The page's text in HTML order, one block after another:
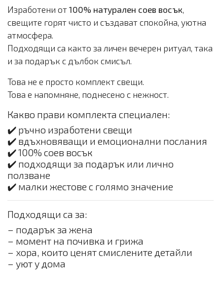
Изработени от100% натурален соев восък,
свещите горят чисто и създават спокойна, уютна
атмосфера.
Подходящи са както за личен вечерен ритуал, така
и за подарък с дълбок смисъл.
Това не е просто комплект свещи.
Това е напомняне, поднесено с нежност.
Какво прави комплекта специален:
✔️ ръчно изработени свещи
✔️ вдъхновяващи и емоционални послания
✔️ 100% соев восък
✔️ подходящи за подарък или лично
ползване
✔️ малки жестове с голямо значение
Подходящи са за:
– подарък за жена
– момент на почивка и грижа
– хора, които ценят смислените детайли
– уют у дома